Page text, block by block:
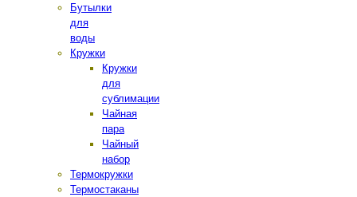
Бутылки
для
воды
Кружки
Кружки
для
сублимации
Чайная
пара
Чайный
набор
Термокружки
Термостаканы